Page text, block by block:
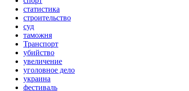
статистика
строительство
суд
таможня
Транспорт
убийство
увеличение
уголовное дело
украина
фестиваль